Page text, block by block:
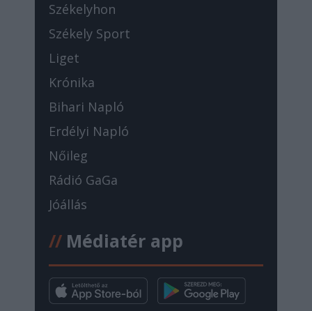
Székelyhon
Székely Sport
Liget
Krónika
Bihari Napló
Erdélyi Napló
Nőileg
Rádió GaGa
Jóállás
//Médiatér app